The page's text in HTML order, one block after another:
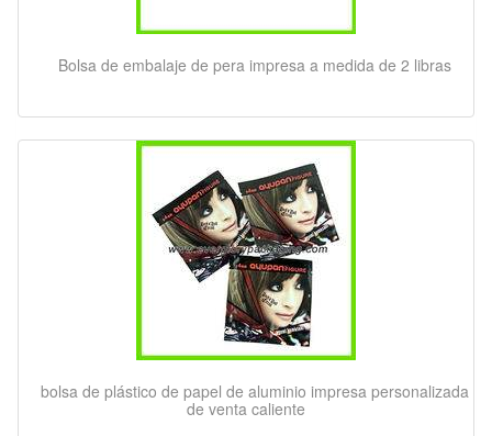
Bolsa de embalaje de pera impresa a medida de 2 libras
bolsa de plástico de papel de aluminio impresa personalizada
de venta caliente